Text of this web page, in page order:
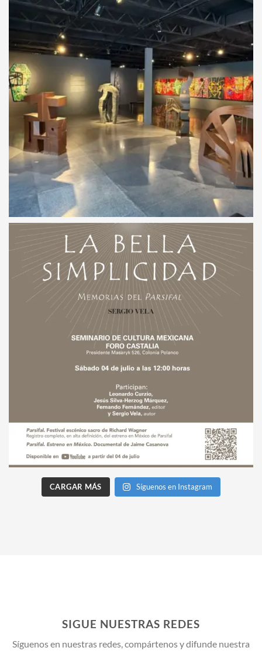
CARGAR MÁS Síguenos en Instagram
SIGUE NUESTRAS REDES
Síguenos en nuestras redes, compártenos y difunde nuestra